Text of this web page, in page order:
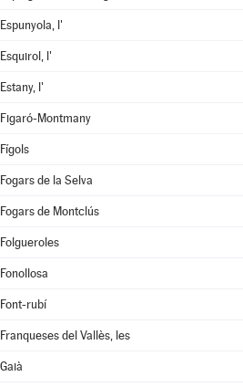
Espunyola, l'
Esquirol, l'
Estany, l'
Figaró-Montmany
Fígols
Fogars de la Selva
Fogars de Montclús
Folgueroles
Fonollosa
Font-rubí
Franqueses del Vallès, les
Gaià